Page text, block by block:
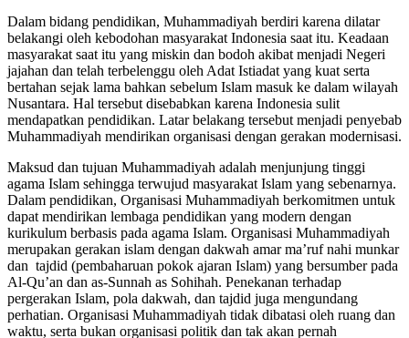
Dalam bidang pendidikan, Muhammadiyah berdiri karena dilatar
belakangi oleh kebodohan masyarakat Indonesia saat itu. Keadaan
masyarakat saat itu yang miskin dan bodoh akibat menjadi Negeri
jajahan dan telah terbelenggu oleh Adat Istiadat yang kuat serta
bertahan sejak lama bahkan sebelum Islam masuk ke dalam wilayah
Nusantara. Hal tersebut disebabkan karena Indonesia sulit
mendapatkan pendidikan. Latar belakang tersebut menjadi penyebab
Muhammadiyah mendirikan organisasi dengan gerakan modernisasi.
Maksud dan tujuan Muhammadiyah adalah menjunjung tinggi
agama Islam sehingga terwujud masyarakat Islam yang sebenarnya.
Dalam pendidikan, Organisasi Muhammadiyah berkomitmen untuk
dapat mendirikan lembaga pendidikan yang modern dengan
kurikulum berbasis pada agama Islam. Organisasi Muhammadiyah
merupakan gerakan islam dengan dakwah amar ma’ruf nahi munkar
dan tajdid (pembaharuan pokok ajaran Islam) yang bersumber pada
Al-Qu’an dan as-Sunnah as Sohihah. Penekanan terhadap
pergerakan Islam, pola dakwah, dan tajdid juga mengundang
perhatian. Organisasi Muhammadiyah tidak dibatasi oleh ruang dan
waktu, serta bukan organisasi politik dan tak akan pernah